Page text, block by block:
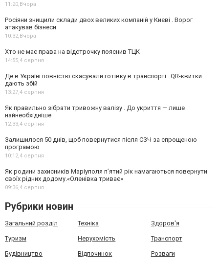
11:20,Вчора
Росіяни знищили склади двох великих компаній у Києві . Ворог
атакував бізнеси
10:32,Вчора
Хто не має права на відстрочку пояснив ТЦК
14:55,4 серпня
Де в Україні повністю скасували готівку в транспорті . QR-квитки
дають збій
13:27,4 серпня
Як правильно зібрати тривожну валізу . До укриття — лише
найнеобхідніше
12:33,4 серпня
Залишилося 50 днів, щоб повернутися після СЗЧ за спрощеною
програмою
10:12,4 серпня
Як родини захисників Маріуполя пʼятий рік намагаються повернути
своїх рідних додому.«Оленівка триває»
09:36,4 серпня
Рубрики новин
Загальний розділ Техніка Здоров'я
Туризм Нерухомість Транспорт
Будівництво Відпочинок Розваги